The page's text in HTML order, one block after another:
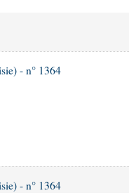
- n° 1364
- n° 1364